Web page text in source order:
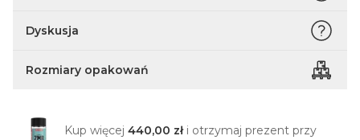
Dyskusja
Rozmiary opakowań
Kup więcej 440,00 złi otrzymaj prezent przy